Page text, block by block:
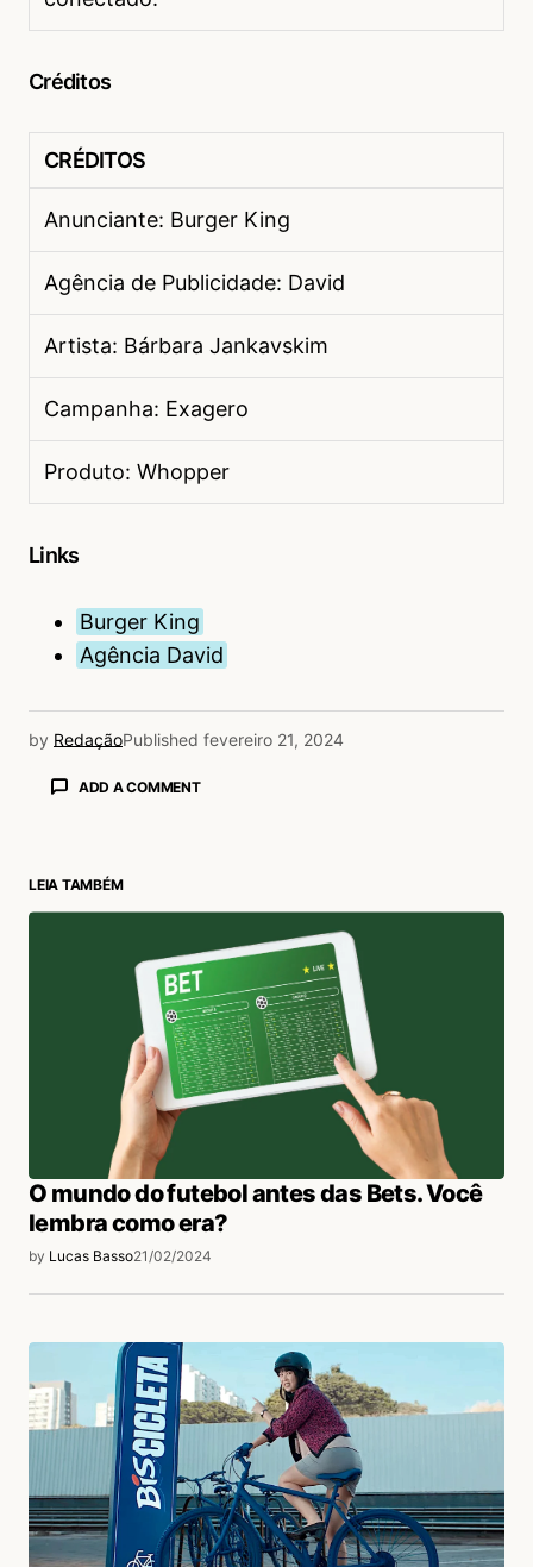
Créditos
CRÉDITOS
Anunciante: Burger King
Agência de Publicidade: David
Artista: Bárbara Jankavskim
Campanha: Exagero
Produto: Whopper
Links
Burger King
Agência David
by RedaçãoPublished fevereiro 21, 2024
ADD A COMMENT
LEIA TAMBÉM
O mundo do futebol antes das Bets. Você
lembra como era?
by Lucas Basso21/02/2024